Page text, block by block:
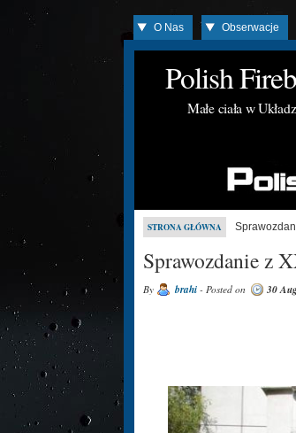
O Nas Obserwacje
Polish
Małe ciała w
STRONA GŁÓWNA
Sprawozdanie z
By brahi - Posted on 30